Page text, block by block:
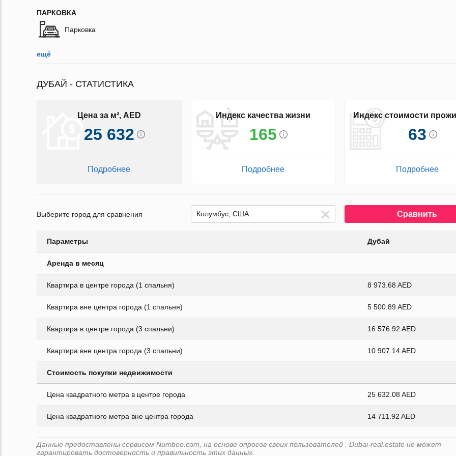
ПАРКОВКА
Парковка
ещё
ДУБАЙ - СТАТИСТИКА
Цена за м², AED
25 632
Подробнее
Индекс качества жизни
165
Подробнее
Индекс стоимости
63
Подробнее
Выберите город для сравнения Сравнить
Параметры Дубай
Аренда в месяц
Квартира в центре города (1 спальня) 8 973.68 AED
Квартира вне центра города (1 спальня) 5 500.89 AED
Квартира в центре города (3 спальни) 16 576.92 AED
Квартира вне центра города (3 спальни) 10 907.14 AED
Стоимость покупки недвижимости
Цена квадратного метра в центре города 25 632.08 AED
Цена квадратного метра вне центра города 14 711.92 AED
Данные предоставлены сервисом Numbeo.com, на основе опросов своих пользователей . Dubai-real.estate не может
гарантировать достоверность и правильность этих данных.